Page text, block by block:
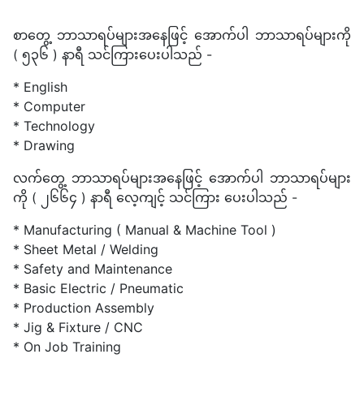
စာတွေ့ ဘာသာရပ်များအနေဖြင့် အောက်ပါ ဘာသာရပ်များကို
( ၅၃၆ ) နာရီ သင်ကြားပေးပါသည် -
* English
* Computer
* Technology
* Drawing
လက်တွေ့ ဘာသာရပ်များအနေဖြင့် အောက်ပါ ဘာသာရပ်များ
ကို ( ၂၆၆၄ ) နာရီ လေ့ကျင့် သင်ကြား ပေးပါသည် -
* Manufacturing ( Manual & Machine Tool )
* Sheet Metal / Welding
* Safety and Maintenance
* Basic Electric / Pneumatic
* Production Assembly
* Jig & Fixture / CNC
* On Job Training